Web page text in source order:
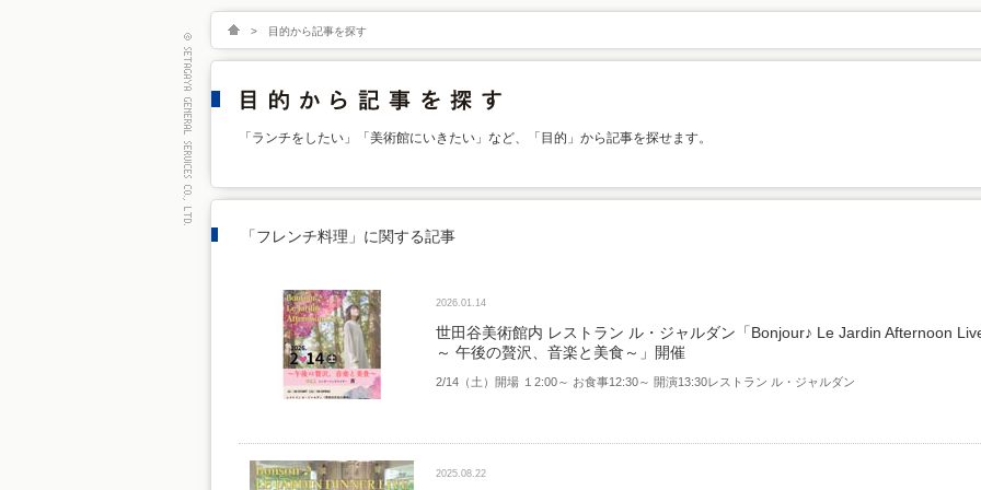
> 目的から記事を探す
「ランチをしたい」「美術館にいきたい」など、「目的」から記事を探せます。
「フレンチ料理」に関する記事
2026.01.14
世田谷美術館内 レストラン ル・ジャルダン「Bonjour♪ Le Jardin Afternoon
～ 午後の贅沢、音楽と美食～」開催
2/14（土）開場 １2:00～ お食事12:30～ 開演13:30レストラン ル・ジャルダン
2025.08.22